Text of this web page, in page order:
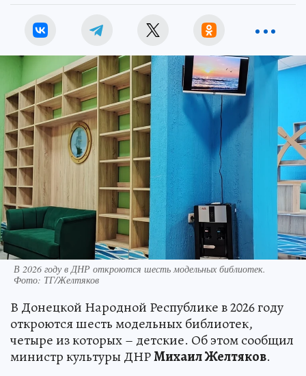
В 2026 году в ДНР откроются шесть модельных библиотек.
Фото: ТГ/Желтяков
В Донецкой Народной Республике в 2026 году
откроются шесть модельных библиотек,
четыре из которых – детские. Об этом сообщил
министр культуры ДНРМихаил Желтяков.